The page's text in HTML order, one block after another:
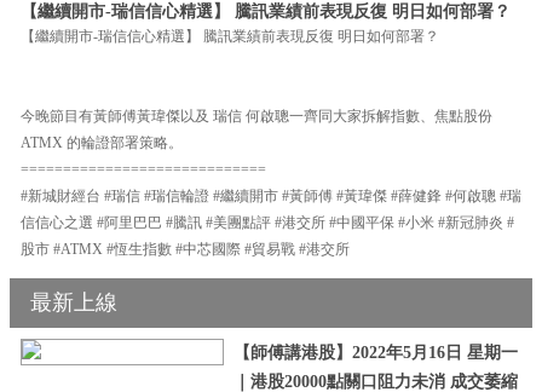
【繼續開市-瑞信信心精選】 騰訊業績前表現反復 明日如何部署？
【繼續開市-瑞信信心精選】 騰訊業績前表現反復 明日如何部署？
今晚節目有黃師傅黃瑋傑以及 瑞信 何啟聰一齊同大家拆解指數、焦點股份
ATMX 的輪證部署策略。
=============================
#新城財經台 #瑞信 #瑞信輪證 #繼續開市 #黃師傅 #黃瑋傑 #薛健鋒 #何啟聰 #瑞
信信心之選 #阿里巴巴 #騰訊 #美團點評 #港交所 #中國平保 #小米 #新冠肺炎 #
股市 #ATMX #恆生指數 #中芯國際 #貿易戰 #港交所
最新上線
【師傅講港股】2022年5月16日 星期一
｜港股20000點關口阻力未消 成交萎縮